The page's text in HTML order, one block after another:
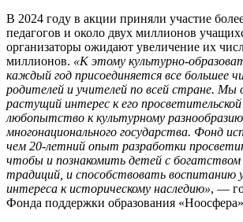
В 2024 году в акции приняли участие
педагогов и около двух миллионов
организаторы ожидают увеличение их
миллионов. «К этому культурно-
каждый год присоединяется все большее
родителей и учителей по всей стране. Мы
растущий интерес к его
любопытство к культурному разнообразию
многонационального государства. Фонд
чем 20-летний опыт разработки
чтобы и познакомить детей с богатством
традиций, и способствовать воспитанию
интереса к историческому наследию», —
Фонда поддержки образования